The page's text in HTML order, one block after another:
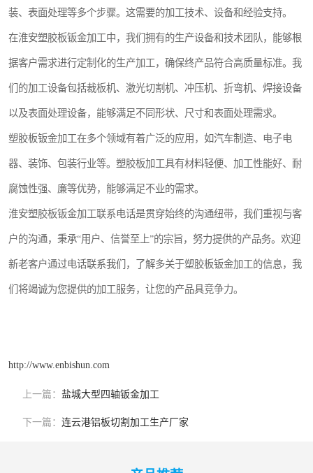
装、表面处理等多个步骤。这需要的加工技术、设备和经验支持。
在淮安塑胶板钣金加工中，我们拥有的生产设备和技术团队，能够根
据客户需求进行定制化的生产加工，确保终产品符合高质量标准。我
们的加工设备包括裁板机、激光切割机、冲压机、折弯机、焊接设备
以及表面处理设备，能够满足不同形状、尺寸和表面处理需求。
塑胶板钣金加工在多个领域有着广泛的应用，如汽车制造、电子电
器、装饰、包装行业等。塑胶板加工具有材料轻便、加工性能好、耐
腐蚀性强、廉等优势，能够满足不业的需求。
淮安塑胶板钣金加工联系电话是贯穿始终的沟通纽带，我们重视与客
户的沟通，秉承“用户、信誉至上”的宗旨，努力提供的产品务。欢迎
新老客户通过电话联系我们，了解多关于塑胶板钣金加工的信息，我
们将竭诚为您提供的加工服务，让您的产品具竞争力。
http://www.enbishun.com
上一篇： 盐城大型四轴钣金加工
下一篇： 连云港铝板切割加工生产厂家